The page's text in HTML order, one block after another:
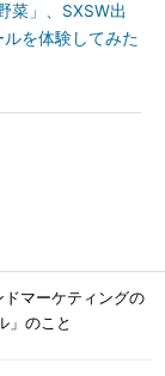
菜」、SXSW出
を体験してみた
マーケティングの
」のこと